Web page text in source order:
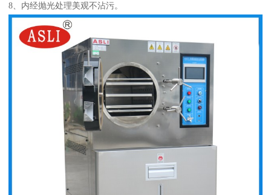
8、内经抛光处理美观不沾污。